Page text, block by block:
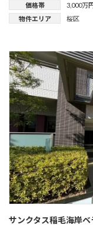
価格帯
3,000万
物件エリア
桜区
サンクタス稲毛海岸ベ